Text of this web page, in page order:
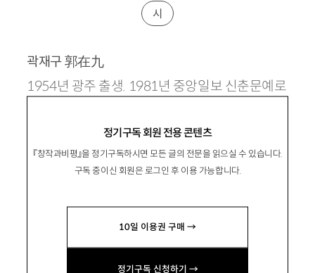
정기구독 회원 전용 콘텐츠
『창작과비평』을 정기구독하시면 모든 글의 전문을 읽으실 수 있습니다.
구독 중이신 회원은 로그인 후 이용 가능합니다.
10일 이용권 구매 →
정기구독 신청하기 →
시
곽재구郭在九
1954년 광주 출생. 1981년 중앙일보 신춘문예로
『서울 세노야』 『참 맑은 물살』 『와온 바다』 등이
있음. timeroad99@hanmail.net